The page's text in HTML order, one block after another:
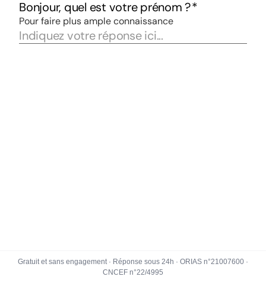
Gratuit et sans engagement · Réponse sous 24h · ORIAS n°21007600 ·
CNCEF n°22/4995